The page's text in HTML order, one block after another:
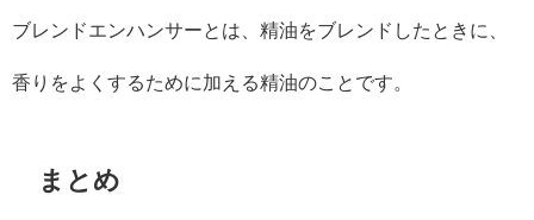
ブレンドエンハンサーとは、精油をブレンドしたときに、
香りをよくするために加える精油のことです。
まとめ